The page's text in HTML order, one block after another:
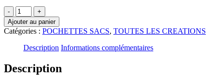
-
quantité
de
POCHETTE
FILLE
ARC
EN
+
Ajouter au panier
Catégories : POCHETTES SACS, TOUTES LES CREATIONS
Description Informations complémentaires
Description